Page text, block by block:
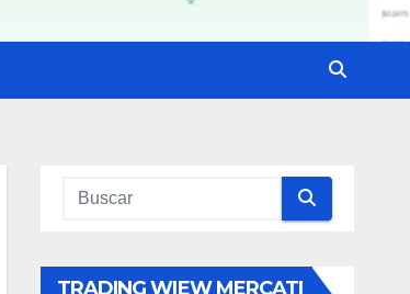
TRADING WIEW MERCATI